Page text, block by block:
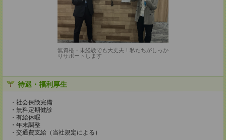
無資格・未経験でも大丈夫！私たちがしっか
りサポートします
待遇・福利厚生
・社会保険完備
・無料定期健診
・有給休暇
・年末調整
・交通費支給（当社規定による）